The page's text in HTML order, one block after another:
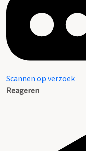
Scannen op verzoek
Reageren